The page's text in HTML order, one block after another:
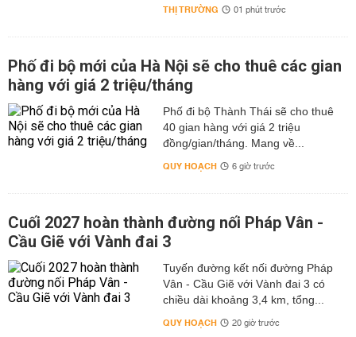
THỊ TRƯỜNG 01 phút trước
Phố đi bộ mới của Hà Nội sẽ cho thuê các gian
hàng với giá 2 triệu/tháng
Phố đi bộ Thành Thái sẽ cho thuê
40 gian hàng với giá 2 triệu
đồng/gian/tháng. Mang về...
QUY HOẠCH 6 giờ trước
Cuối 2027 hoàn thành đường nối Pháp Vân -
Cầu Giẽ với Vành đai 3
Tuyến đường kết nối đường Pháp
Vân - Cầu Giẽ với Vành đai 3 có
chiều dài khoảng 3,4 km, tổng...
QUY HOẠCH 20 giờ trước